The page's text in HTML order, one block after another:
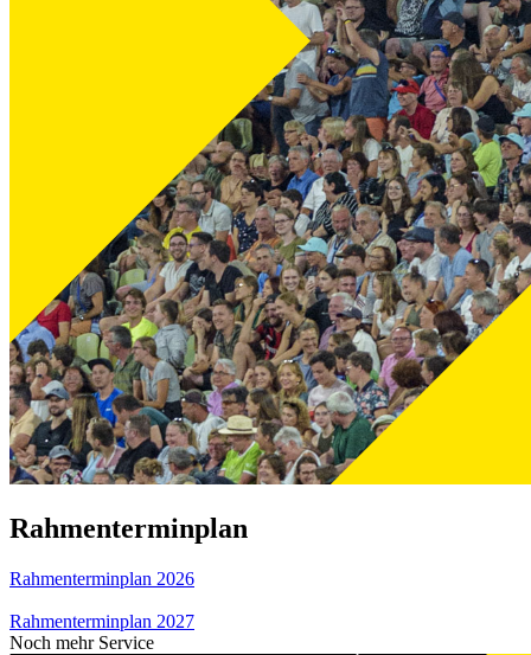
Rahmenterminplan
Rahmenterminplan 2026
Rahmenterminplan 2027
Noch mehr Service